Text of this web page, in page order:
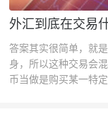
外汇到底在交易
答案其实很简单，就
身，所以这种交易会
币当做是购买某一特